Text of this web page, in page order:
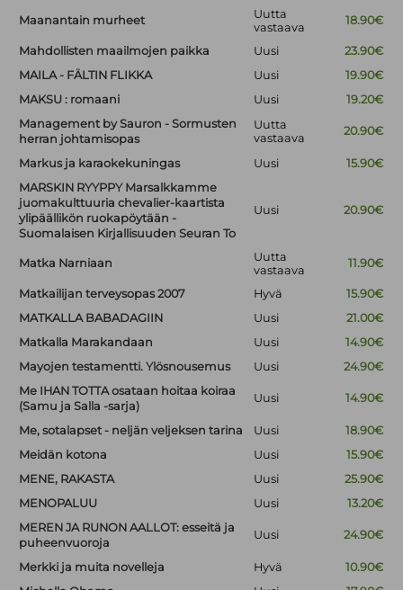
Maanantain murheet
Uutta
vastaava
18.90€
Mahdollisten maailmojen paikka Uusi
23.90€
MAILA - FÄLTIN FLIKKA
Uusi
19.90€
MAKSU : romaani
Uusi
19.20€
Management by Sauron - Sormusten
herran johtamisopas
Uutta
vastaava
20.90€
Markus ja karaokekuningas Uusi
15.90€
MARSKIN RYYPPY Marsalkkamme
juomakulttuuria chevalier-kaartista
ylipäällikön ruokapöytään -
Suomalaisen Kirjallisuuden Seuran To
Uusi 20.90€
Matka Narniaan
Uutta
vastaava
11.90€
Matkailijan terveysopas 2007 Hyvä
15.90€
MATKALLA BABADAGIIN
Uusi
21.00€
Matkalla Marakandaan
Uusi
14.90€
Mayojen testamentti. Ylösnousemus
Uusi
24.90€
Me IHAN TOTTA osataan hoitaa koiraa
(Samu ja Salla -sarja)
Uusi 14.90€
Me, sotalapset - neljän veljeksen tarina Uusi
18.90€
Meidän kotona
Uusi
15.90€
MENE, RAKASTA
Uusi
25.90€
MENOPALUU
Uusi
13.20€
MEREN JA RUNON AALLOT: esseitä ja
puheenvuoroja
Uusi 24.90€
Merkki ja muita novelleja Hyvä
10.90€